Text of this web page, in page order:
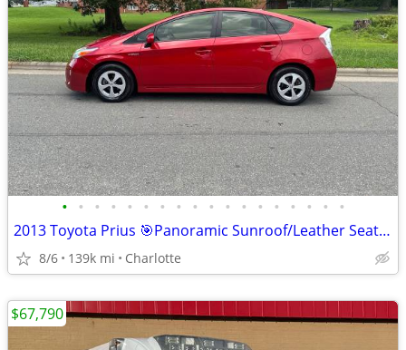
• • • • • • • • • • • • • • • • • •
2013 Toyota Prius 🎯Panoramic Sunroof/Leather Seats Back up-
8/6 139k mi Charlotte
$67,790